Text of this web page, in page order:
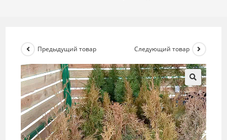
Предыдущий товар Следующий товар